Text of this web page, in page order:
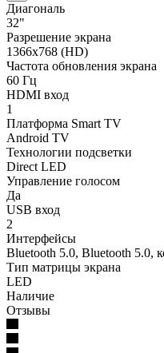
Диагональ
32"
Разрешение экрана
1366x768 (HD)
Частота обновления экрана
60 Гц
HDMI вход
1
Платформа Smart TV
Android TV
Технологии подсветки
Direct LED
Управление голосом
Да
USB вход
2
Интерфейсы
Bluetooth 5.0, Bluetooth 5.0,
Тип матрицы экрана
LED
Наличие
Отзывы